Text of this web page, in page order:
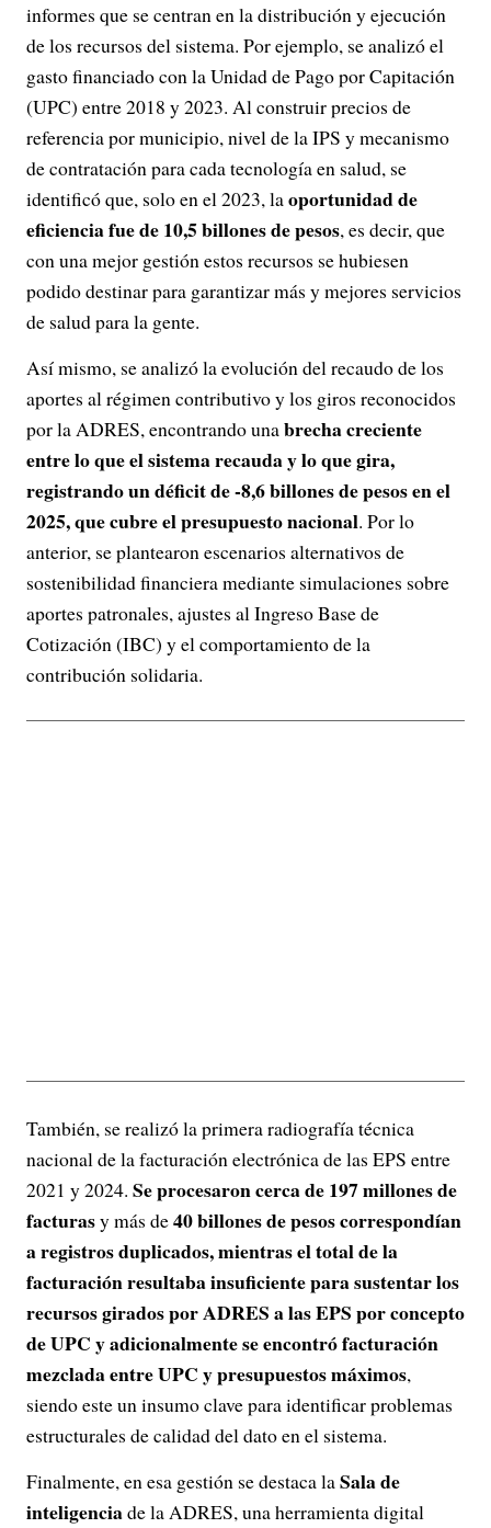
informes que se centran en la distribución y ejecución
de los recursos del sistema. Por ejemplo, se analizó el
gasto financiado con la Unidad de Pago por Capitación
(UPC) entre 2018 y 2023. Al construir precios de
referencia por municipio, nivel de la IPS y mecanismo
de contratación para cada tecnología en salud, se
identificó que, solo en el 2023, laoportunidad de
eficiencia fue de 10,5 billones de pesos, es decir, que
con una mejor gestión estos recursos se hubiesen
podido destinar para garantizar más y mejores servicios
de salud para la gente.
Así mismo, se analizó la evolución del recaudo de los
aportes al régimen contributivo y los giros reconocidos
por la ADRES, encontrando unabrecha creciente
entre lo que el sistema recauda y lo que gira,
registrando un déficit de -8,6 billones de pesos en el
2025, que cubre el presupuesto nacional. Por lo
anterior, se plantearon escenarios alternativos de
sostenibilidad financiera mediante simulaciones sobre
aportes patronales, ajustes al Ingreso Base de
Cotización (IBC) y el comportamiento de la
contribución solidaria.
También, se realizó la primera radiografía técnica
nacional de la facturación electrónica de las EPS entre
2021 y 2024. Se procesaron cerca de 197 millones de
facturasy más de40 billones de pesos correspondían
a registros duplicados, mientras el total de la
facturación resultaba insuficiente para sustentar los
recursos girados por ADRES a las EPS por concepto
de UPC y adicionalmente se encontró facturación
mezclada entre UPC y presupuestos máximos,
siendo este un insumo clave para identificar problemas
estructurales de calidad del dato en el sistema.
Finalmente, en esa gestión se destaca laSala de
inteligenciade la ADRES, una herramienta digital